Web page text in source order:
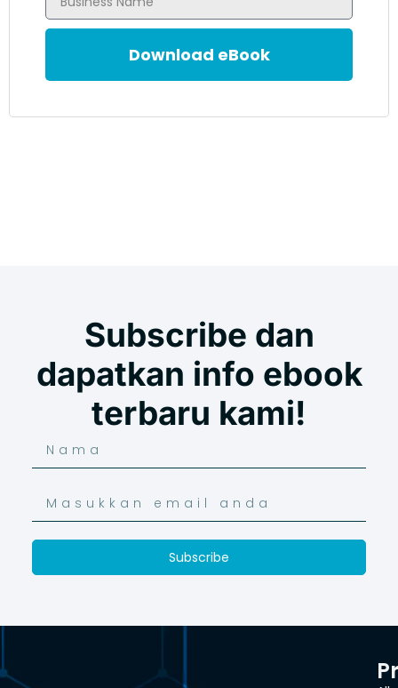
Download eBook
Subscribe dan
dapatkan info ebook
terbaru kami!
Subscribe